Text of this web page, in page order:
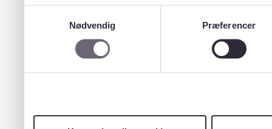
Nødvendig
Præferencer